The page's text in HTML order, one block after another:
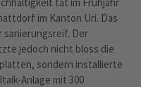
im Kanton Uri. Das
sanierungsreif. Der
jedoch nicht bloss die
sondern installierte
Anlage mit 300